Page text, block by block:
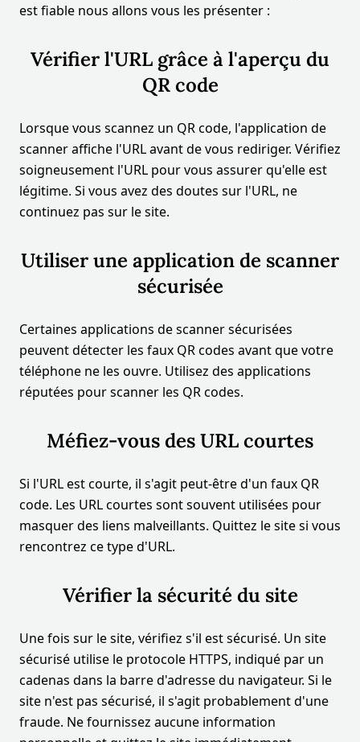
est fiable nous allons vous les présenter :
Vérifier l'URL grâce à l'aperçu du
QR code
Lorsque vous scannez un QR code, l'application de
scanner affiche l'URL avant de vous rediriger. Vérifiez
soigneusement l'URL pour vous assurer qu'elle est
légitime. Si vous avez des doutes sur l'URL, ne
continuez pas sur le site.
Utiliser une application de scanner
sécurisée
Certaines applications de scanner sécurisées
peuvent détecter les faux QR codes avant que votre
téléphone ne les ouvre. Utilisez des applications
réputées pour scanner les QR codes.
Méfiez-vous des URL courtes
Si l'URL est courte, il s'agit peut-être d'un faux QR
code. Les URL courtes sont souvent utilisées pour
masquer des liens malveillants. Quittez le site si vous
rencontrez ce type d'URL.
Vérifier la sécurité du site
Une fois sur le site, vérifiez s'il est sécurisé. Un site
sécurisé utilise le protocole HTTPS, indiqué par un
cadenas dans la barre d'adresse du navigateur. Si le
site n'est pas sécurisé, il s'agit probablement d'une
fraude. Ne fournissez aucune information